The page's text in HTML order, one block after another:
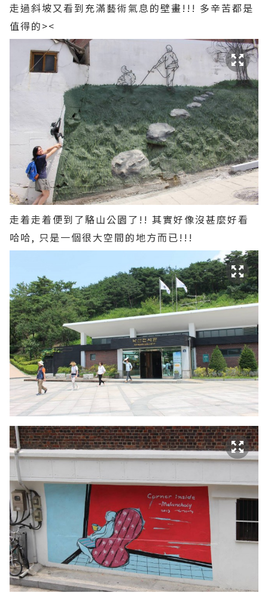
走過斜坡又看到充滿藝術氣息的壁畫!!! 多辛苦都是
值得的><
走着走着便到了駱山公園了!! 其實好像沒甚麼好看
哈哈, 只是一個很大空間的地方而已!!!